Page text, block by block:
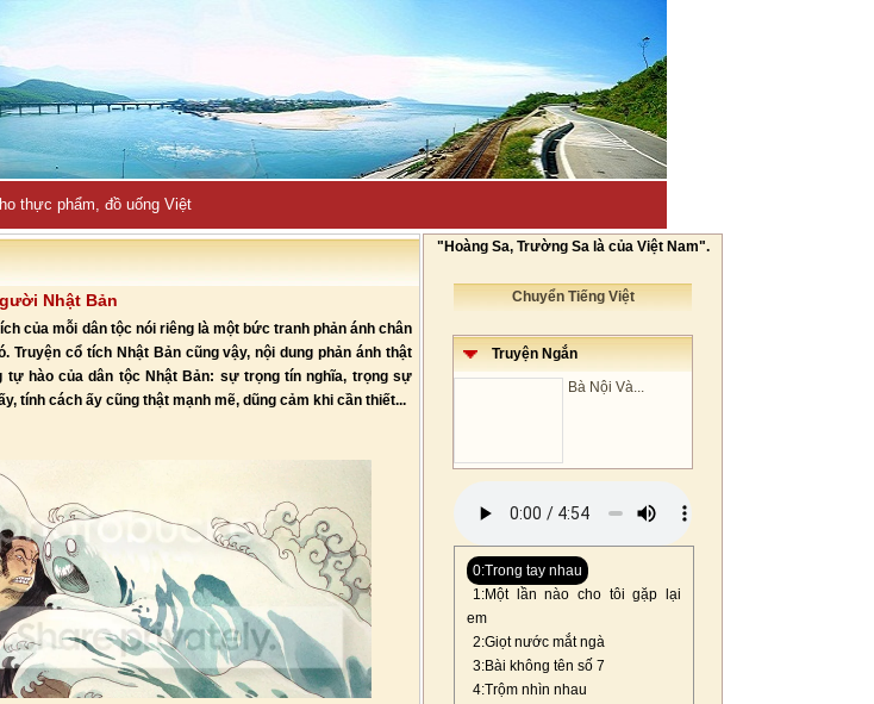
thực phẩm, đồ uống Việt
Nhật Bản
của mỗi dân tộc nói riêng là một bức tranh phản ánh chân
Truyện cổ tích Nhật Bản cũng vậy, nội dung phản ánh thật
hào của dân tộc Nhật Bản: sự trọng tín nghĩa, trọng sự
tính cách ấy cũng thật mạnh mẽ, dũng cảm khi cần thiết...
"Hoàng Sa, Trường Sa là của Việt Nam".
Chuyển Tiếng Việt
Truyện Ngắn
Bà Nội Và...
0:Trong tay nhau
1:Một lần nào cho tôi gặp lại
em
2:Giọt nước mắt ngà
3:Bài không tên số 7
4:Trộm nhìn nhau